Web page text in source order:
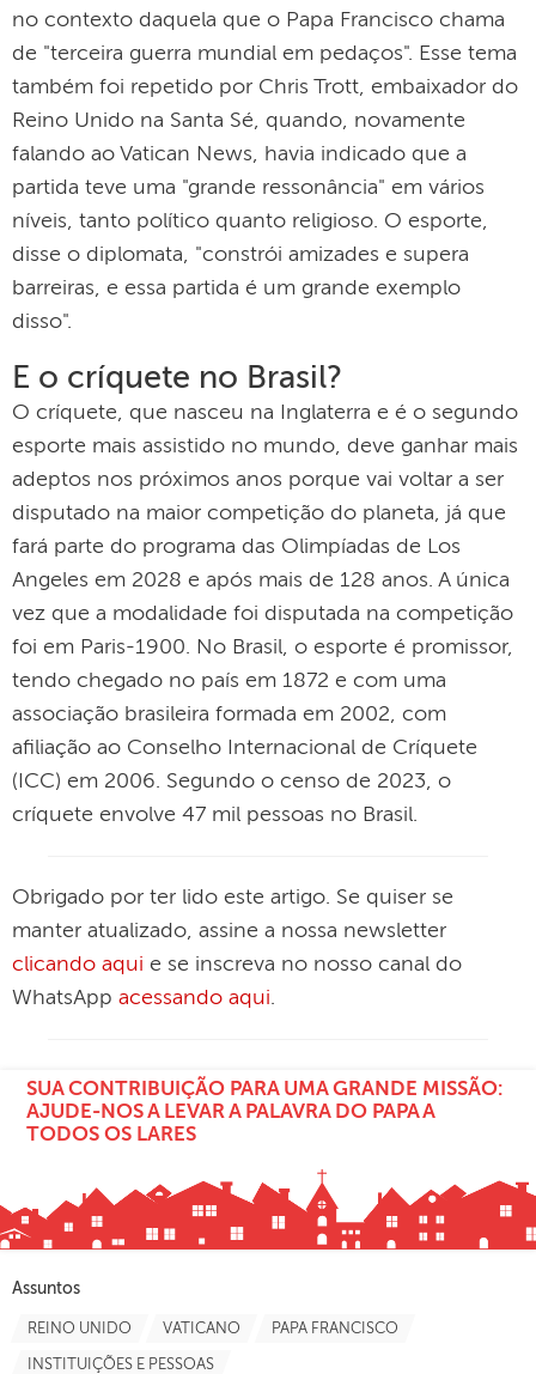
no contexto daquela que o Papa Francisco chama
de "terceira guerra mundial em pedaços". Esse tema
também foi repetido por Chris Trott, embaixador do
Reino Unido na Santa Sé, quando, novamente
falando ao Vatican News, havia indicado que a
partida teve uma "grande ressonância" em vários
níveis, tanto político quanto religioso. O esporte,
disse o diplomata, "constrói amizades e supera
barreiras, e essa partida é um grande exemplo
disso".
E o críquete no Brasil?
O críquete, que nasceu na Inglaterra e é o segundo
esporte mais assistido no mundo, deve ganhar mais
adeptos nos próximos anos porque vai voltar a ser
disputado na maior competição do planeta, já que
fará parte do programa das Olimpíadas de Los
Angeles em 2028 e após mais de 128 anos. A única
vez que a modalidade foi disputada na competição
foi em Paris-1900. No Brasil, o esporte é promissor,
tendo chegado no país em 1872 e com uma
associação brasileira formada em 2002, com
afiliação ao Conselho Internacional de Críquete
(ICC) em 2006. Segundo o censo de 2023, o
críquete envolve 47 mil pessoas no Brasil.
Obrigado por ter lido este artigo. Se quiser se
manter atualizado, assine a nossa newsletter
clicando aqui e se inscreva no nosso canal do
WhatsApp acessando aqui
SUA CONTRIBUIÇÃO PARA UMA GRANDE MISSÃO:
AJUDE-NOS A LEVAR A PALAVRA DO PAPA A
TODOS OS LARES
Assuntos
REINO UNIDO VATICANO PAPA FRANCISCO
INSTITUIÇÕES E PESSOAS